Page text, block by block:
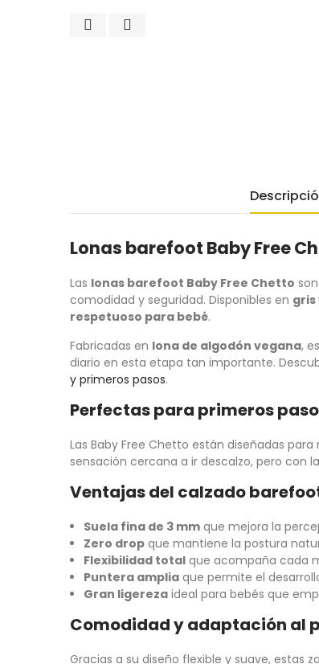
Lonas barefoot Baby Free
Las lonas barefoot Baby Free Chetto
comodidad y seguridad. Disponibles en gris
respetuoso para bebé.
Fabricadas en lona de algodón vegana,
diario en esta etapa tan importante.
y primeros pasos.
Perfectas para primeros
Las Baby Free Chetto están diseñadas
sensación cercana a ir descalzo, pero con
Ventajas del calzado
Suela fina de 3 mm que mejora la
Zero drop que mantiene la postura
Flexibilidad total que acompaña cada
Puntera amplia que permite el
Gran ligereza ideal para bebés que
Comodidad y adaptación al
Gracias a su diseño flexible y suave, estas